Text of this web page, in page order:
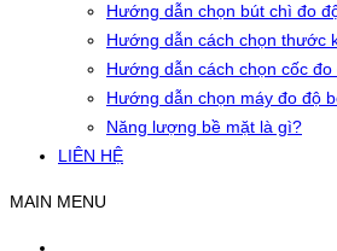
Hướng dẫn chọn bút chì đo
Hướng dẫn cách chọn thước
Hướng dẫn cách chọn cốc
Hướng dẫn chọn máy đo độ
Năng lượng bề mặt là gì?
LIÊN HỆ
MAIN MENU